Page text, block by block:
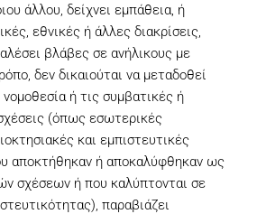
άλλου, δείχνει εμπάθεια, ή
εθνικές ή άλλες διακρίσεις,
βλάβες σε ανήλικους με
δεν δικαιούται να μεταδοθεί
ή τις συμβατικές ή
(όπως εσωτερικές
και εμπιστευτικές
αποκτήθηκαν ή αποκαλύφθηκαν ως
σχέσεων ή που καλύπτονται σε
παραβιάζει